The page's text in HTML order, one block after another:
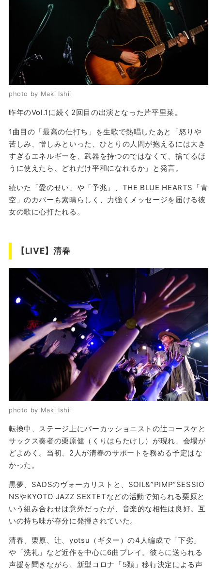
photo by Maki Ishii
昨年のVol.1に続く2回目の出演となった片平里菜。
1曲目の「最高の仕打ち」を生歌で熱唱したあと「怒りや
苦しみ、憎しみといった、ひとりの人間が抱えるには大き
すぎるエネルギーを、武器を持つのではなくて、捨てるほ
うに使えたら、どれだけ平和になれるか」と発言。
続いた「愛のせい」や「予兆」、THE BLUE HEARTS「青
空」のカバーも素晴らしく、力強くメッセージを届ける彼
女の歌に心打たれる。
【LIVE】清春
photo by Maki Ishii
転換中、ステージ上にパーカッショニストの辻コースケと
サックス奏者の栗原健（くりはらたけし）が現れ、会場が
どよめく。当初、2人が清春のサポートを務める予定はな
かった。
黒夢、SADSのヴォーカリストと、SOIL&”PIMP”SESSIO
NSやKYOTO JAZZ SEXTETなどの活動で知られる栗原と
いう組み合わせは意外だったが、音楽的な相性は良好。互
いの持ち味が存分に発揮されていた。
清春、栗原、辻、yotsu（ギター）の4人編成で「下劣」
や「洗礼」など近作を中心に6曲プレイ。彼らに送られる
声援を聞きながら、新型コロナ「5類」移行決定による声